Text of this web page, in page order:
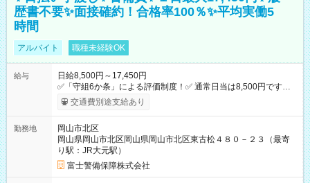
歴書不要✨面接確約！合格率100％✨平均実働5
時間
アルバイト 職種未経験OK
給与
日給8,500円～17,450円
✅「守組6か条」による評価制度！✅ 通常日当は8,500円ですが
上記評価制度により「S級隊員」と認定されれば10,000円の日当
を支給します。 (1)上記勤務者が交通2級資格者の場合10,000円
14,375円 (3)上記現場が日祝深夜の場合 17,250円 (4)上記勤務
者が現場までの運転者の場合17,250+200円＝17,450円 -----------
------------------------------- *最高日当額 17,450円* ---------------------
--------------------- より上位の資格取得やリーダー手当を取得する
と ”さらに”加算されます！ ※日当支給時振込手数料等は一切あ
交通費別途支給あり
勤務地
岡山市北区
岡山県岡山市北区岡山県岡山市北区東古松４８０－２３（最寄
り駅：JR大元駅）
富士警備保障株式会社